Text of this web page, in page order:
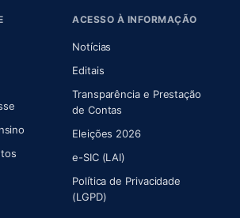
ACESSO À INFORMAÇÃO
Notícias
Editais
Transparência e Prestação
de Contas
Eleições 2026
e-SIC (LAI)
Política de Privacidade
(LGPD)